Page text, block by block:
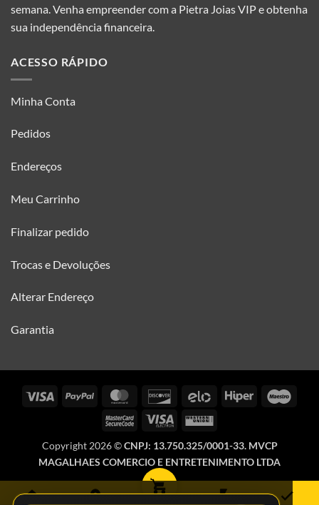
do
produto
do
semana. Venha empreender com a Pietra Joias VIP e obtenha
sua independência financeira.
ACESSO RÁPIDO
Minha Conta
Pedidos
Endereços
Meu Carrinho
Finalizar pedido
Trocas e Devoluções
Alterar Endereço
Garantia
Visa PayPal MasterCardDiscover Elo Hiper
MasterCard
Visa
Western
Copyright 2026 ©CNPJ: 13.750.325/0001-33. MVCP
MAGALHAES COMERCIO E ENTRETENIMENTO LTDA